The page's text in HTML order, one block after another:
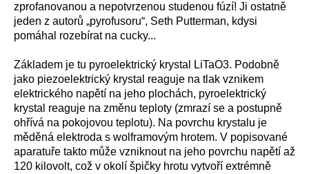
zprofanovanou a nepotvrzenou studenou fúzí! Ji ostatně
jeden z autorů „pyrofusoru“, Seth Putterman, kdysi
pomáhal rozebírat na cucky...
Základem je tu pyroelektrický krystal LiTaO3. Podobně
jako piezoelektrický krystal reaguje na tlak vznikem
elektrického napětí na jeho plochách, pyroelektrický
krystal reaguje na změnu teploty (zmrazí se a postupně
ohřívá na pokojovou teplotu). Na povrchu krystalu je
měděná elektroda s wolframovým hrotem. V popisované
aparatuře takto může vzniknout na jeho povrchu napětí až
120 kilovolt, což v okolí špičky hrotu vytvoří extrémně